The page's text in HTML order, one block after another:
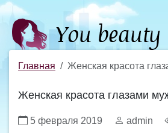
Главная Женская красота
Женская красота глазами
5 февраля 2019 admin